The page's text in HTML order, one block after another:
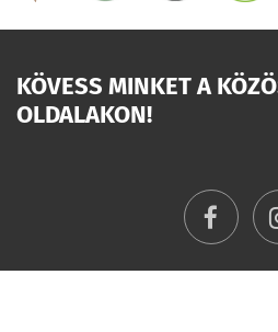
KÖVESS MINKET A
OLDALAKON!